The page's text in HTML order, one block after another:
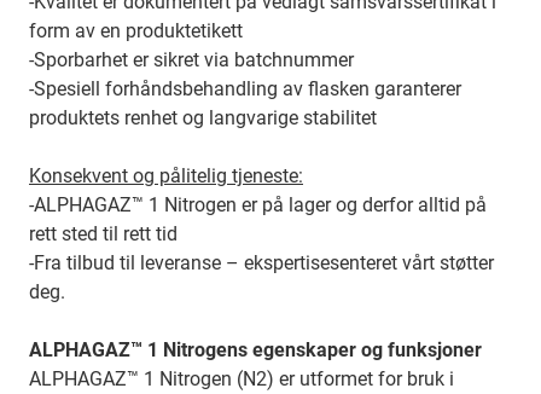
form av en produktetikett
-Sporbarhet er sikret via batchnummer
-Spesiell forhåndsbehandling av flasken garanterer
produktets renhet og langvarige stabilitet
Konsekvent og pålitelig tjeneste:
-ALPHAGAZ™ 1 Nitrogen er på lager og derfor alltid på
rett sted til rett tid
-Fra tilbud til leveranse – ekspertisesenteret vårt støtter
deg.
ALPHAGAZ™ 1 Nitrogens egenskaper og funksjoner
ALPHAGAZ™ 1 Nitrogen (N2) er utformet for bruk i